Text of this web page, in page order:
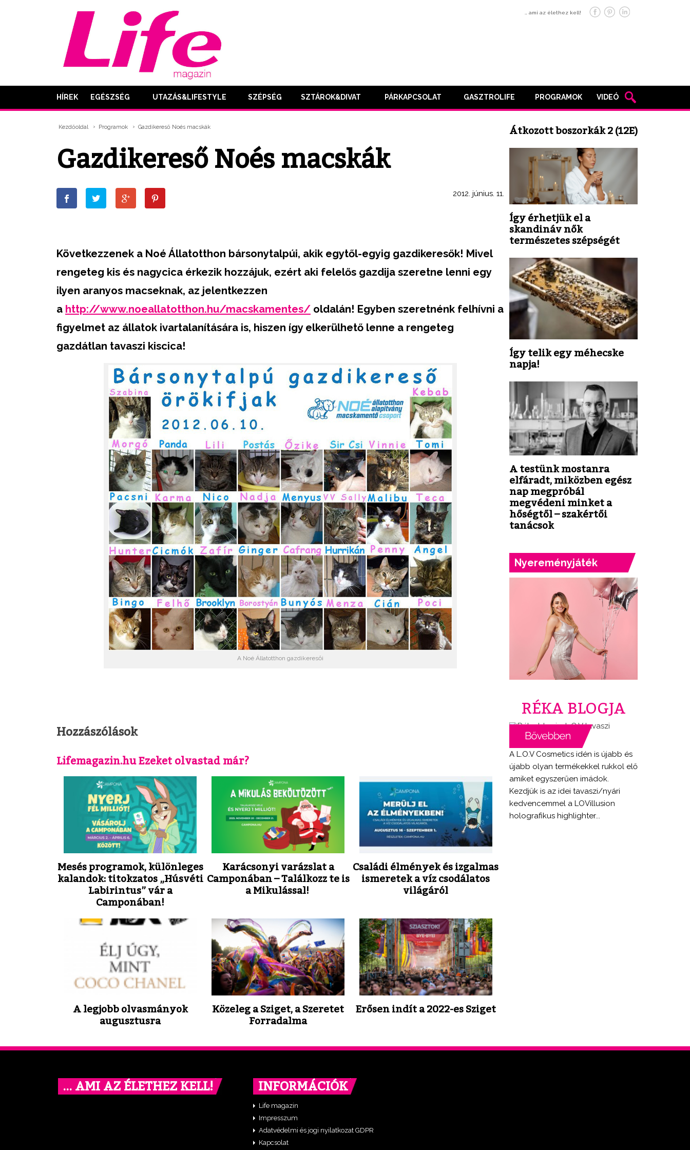
… ami az élethez kell!
HÍREK EGÉSZSÉG UTAZÁS&LIFESTYLE SZÉPSÉG SZTÁROK&DIVAT PÁRKAPCSOLAT GASZTROLIFE PROGRAMOK VIDEÓ
Kezdőoldal Programok Gazdikereső Noés macskák
Gazdikereső Noés macskák
2012. június. 11.
Következzenek a Noé Állatotthon bársonytalpúi, akik egytől-egyig gazdikeresők! Mivel
rengeteg kis és nagycica érkezik hozzájuk, ezért aki felelős gazdija szeretne lenni egy
ilyen aranyos macseknak, az jelentkezzen
a http://www.noeallatotthon.hu/macskamentes/ oldalán! Egyben szeretnénk felhívni a
figyelmet az állatok ivartalanítására is, hiszen így elkerülhető lenne a rengeteg
gazdátlan tavaszi kiscica!
A Noé Állatotthon gazdikeresői
Hozzászólások
Lifemagazin.hu Ezeket olvastad már?
Mesés programok, különleges
kalandok: titokzatos „Húsvéti
Labirintus” vár a
Camponában!
Karácsonyi varázslat a
Camponában – Találkozz te is
a Mikulással!
Családi élmények és izgalmas
ismeretek a víz csodálatos
világáról
A legjobb olvasmányok
augusztusra
Közeleg a Sziget, a Szeretet
Forradalma
Erősen indít a 2022-es Sziget
Átkozott boszorkák 2 (12E)
Így érhetjük el a
skandináv nők
természetes szépségét
Így telik egy méhecske
napja!
A testünk mostanra
elfáradt, miközben egész
nap megpróbál
megvédeni minket a
hőségtől – szakértői
tanácsok
Nyereményjáték
RÉKA BLOGJA
A L.O.V Cosmetics idén is újabb és
újabb olyan termékekkel rukkol elő
amiket egyszerűen imádok.
Kezdjük is az idei tavaszi/nyári
kedvencemmel a LOVillusion
holografikus highlighter...
… AMI AZ ÉLETHEZ KELL! INFORMÁCIÓK
Life magazin
Impresszum
Adatvédelmi és jogi nyilatkozat GDPR
Kapcsolat